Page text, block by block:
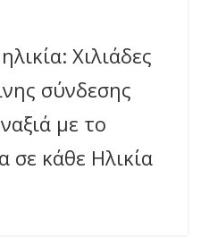
Χιλιάδες
σύνδεσης
με το
σε κάθε Ηλικία